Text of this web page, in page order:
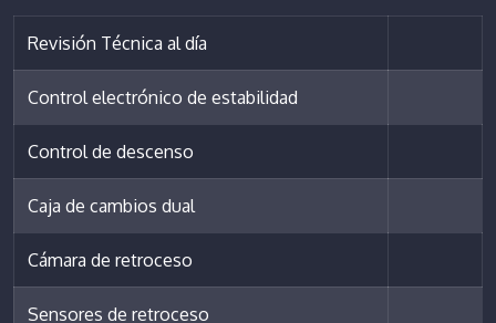
Revisión Técnica al día
Control electrónico de estabilidad
Control de descenso
Caja de cambios dual
Cámara de retroceso
Sensores de retroceso